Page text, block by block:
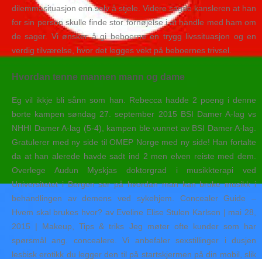
dilemmasituasjon enn selv å stjele. Videre sagde kansleren at han
for sin person skulle finde stor fornøjelse i at handle med ham om
de sager. Vi ønsker å gi beboerne en trygg livssituasjon og en
verdig tilværelse, hvor det legges vekt på beboernes trivsel.
Hvordan tenne mannen mann og dame
Eg vil ikkje bli sånn som han. Rebecca hadde 2 poeng i denne
borte kampen søndag 27. september 2015 BSI Damer A-lag vs
NHHI Damer A-lag (5-4), kampen ble vunnet av BSI Damer A-lag.
Gratulerer med ny side til OMEP Norge med ny side! Han fortalte
da at han alerede havde sadt ind 2 men elven reiste med dem.
Overlege Audun Myskjas doktorgrad i musikkterapi ved
Universitetet i Bergen ser på hvordan man kan bruke musikk i
behandlingen av demens ved sykehjem. Concealer Guide –
Hvem skal brukes hvor? av Eveline Elise Stulen Karlsen | mai 28,
2015 | Makeup, Tips & triks Jeg møter ofte kunder som har
spørsmål ang. concealere. Vi anbefaler sexstillinger i dusjen
lesbisk erotikk du legger den til på startskjermen på din mobil, slik